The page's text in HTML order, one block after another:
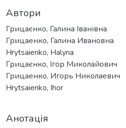
Автори
Грицаєнко, Галина Іванівна
Грицаенко, Галина Ивановна
Hrytsaienko, Halyna
Грицаєнко, Ігор Миколайович
Грицаенко, Игорь Николаевич
Hrytsaienko, Ihor
Анотація